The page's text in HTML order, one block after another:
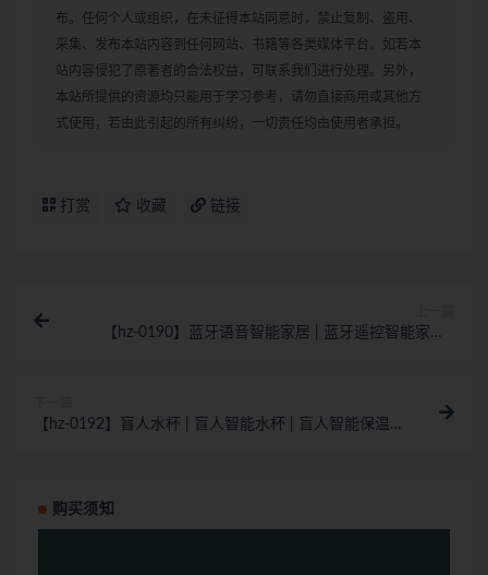
布。任何个人或组织，在未征得本站同意时，禁止复制、盗用、
采集、发布本站内容到任何网站、书籍等各类媒体平台。如若本
站内容侵犯了原著者的合法权益，可联系我们进行处理。另外，
本站所提供的资源均只能用于学习参考，请勿直接商用或其他方
式使用，若由此引起的所有纠纷，一切责任均由使用者承担。
打赏 收藏 链接
【hz-0190】蓝牙语音智能家居 | 蓝牙遥控智能家居 |
【hz-0192】盲人水杯 | 盲人智能水杯 | 盲人智能保温
购买须知